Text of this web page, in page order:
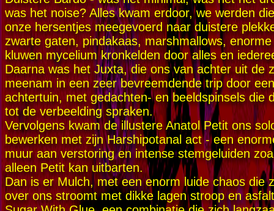
was het noise? Alles kwam erdoor, we werden
onze hersentjes meegevoerd naar duistere
zwarte gaten, pindakaas, marshmallows, enorme
kluwen mycelium kronkelden door alles en
Daarna was het Juxta, die ons van achter uit de
meenam in een zeer bevreemdende trip door een
achtertuin, met gedachten- en beeldspinsels die
tot de verbeelding spraken.
Vervolgens kwam de illustere Anatol Petit ons
bewerken met zijn Harshipotanal act - een
muur aan verstoring en intense stemgeluiden
alleen Petit kan uitbarten.
Dan is er Mulch, met een enorm luide chaos die
over ons stroomt met dikke lagen stroop en